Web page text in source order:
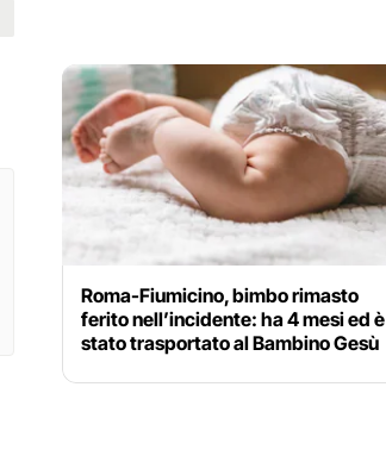
Roma-Fiumicino, bimbo rimasto
ferito nell’incidente: ha 4 mesi ed è
stato trasportato al Bambino Gesù